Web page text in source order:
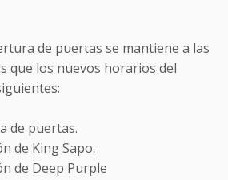
de puertas se mantiene a las
que los nuevos horarios del
de puertas.
de King Sapo.
de Deep Purple